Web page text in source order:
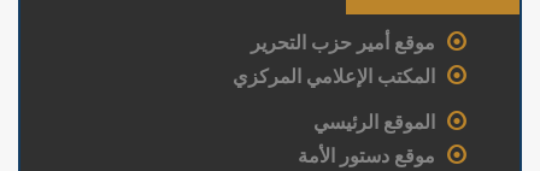
موقع أمير حزب التحرير
المكتب الإعلامي المركزي
الموقع الرئيسي
موقع دستور الأمة